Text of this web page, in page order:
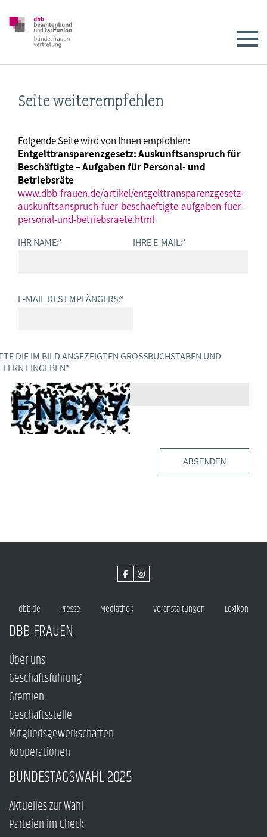
Seite weiterempfehlen
Folgende Seite wird von Ihnen empfohlen:
Entgelttransparenzgesetz: Auskunftsanspruch für
Beschäftigte – Aufgaben für Personal- und
Betriebsräte
www.dbb-frauen.de/artikel/entgelttransparenzgesetz-
auskunftsanspruch-fuer-beschaeftigte-aufgaben-fuer-
personal-und-betriebsraete.html
IHR NAME:* IHRE E-MAIL:*
E-MAIL DES EMPFÄNGERS:*
DIE IM BILD ANGEZEIGTEN GROSSBUCHSTABEN UND Z
EINGEBEN *
ABSENDEN
dbb.de Presse Mediathek Veranstaltungen Lexikon
DBB FRAUEN
Über uns
Geschäftsführung
Gremien
Geschäftsstelle
Mitgliedsgewerkschaften
Kooperationen
BUNDESTAGSWAHL 2025
Aktuelles zur Wahl
Parteien im Check